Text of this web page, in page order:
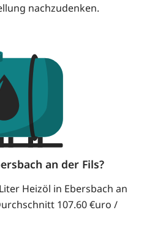
nachzudenken.
an der Fils?
Heizöl in Ebersbach an
107.60 €uro /